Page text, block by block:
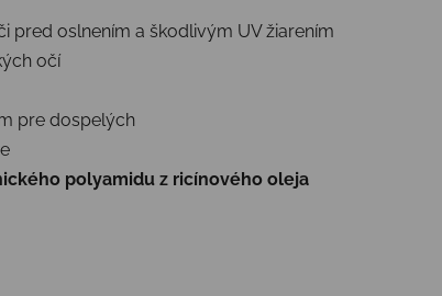
pred oslnením a škodlivým UV žiarením
očí
pre dospelých
polyamidu z ricínového oleja